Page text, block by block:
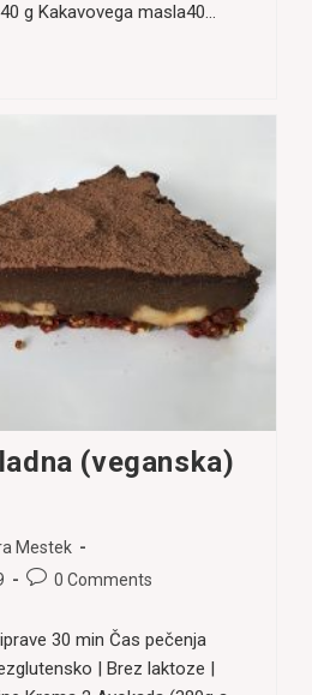
g Kakavovega masla40…
(veganska)
Mestek
Post0 Comments
30 min Čas pečenja
| Brez laktoze |